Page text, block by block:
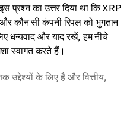
प्रश्न का उत्तर दिया था कि XRP
कौन सी कंपनी रिपल को भुगतान
धन्यवाद और याद रखें, हम नीचे
स्वागत करते हैं।
उद्देश्यों के लिए है और वित्तीय,